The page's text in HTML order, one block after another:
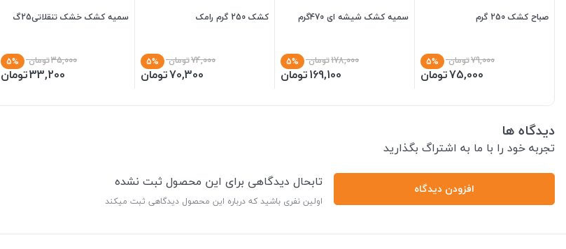
صباح کشک 250 گرم
79,000تومان 5%
75,000تومان
سمیه کشک شیشه ای 470گرم
178,000تومان 5%
169,100تومان
کشک 250 گرم رامک
74,000تومان 5%
70,300تومان
سمیه کشک خشک تنقلاتی25گ
35,000تومان 5%
33,200تومان
دیدگاه ها
تجربه خود را با ما به اشتراگ بگذارید
افزودن دیدگاه تابحال دیدگاهی برای این محصول ثبت نشده
اولین نفری باشید که درباره این محصول دیدگاهی ثبت میکند